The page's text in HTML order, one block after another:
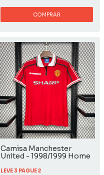
COMPRAR
Camisa Manchester
United - 1998/1999 Home
LEVE 3 PAGUE 2